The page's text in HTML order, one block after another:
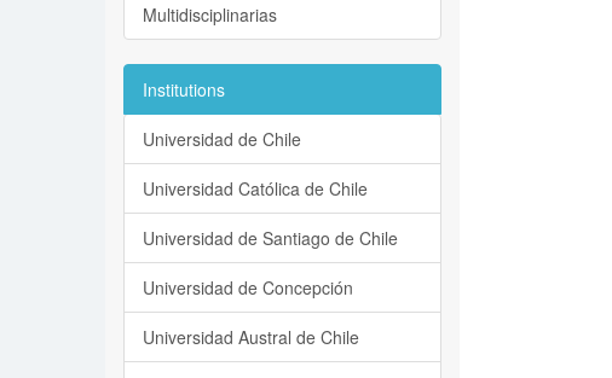
Multidisciplinarias
Institutions
Universidad de Chile
Universidad Católica de Chile
Universidad de Santiago de Chile
Universidad de Concepción
Universidad Austral de Chile